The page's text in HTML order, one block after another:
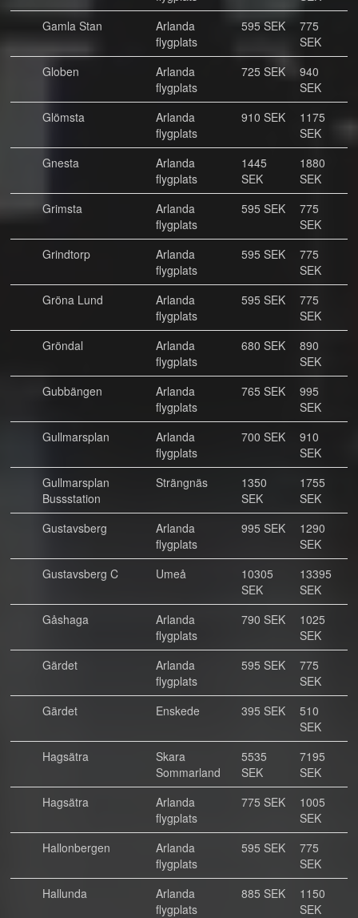
Gamla Stan
Arlanda
flygplats
595 SEK
775
SEK
Globen
Arlanda
flygplats
725 SEK
940
SEK
Glömsta
Arlanda
flygplats
910 SEK
1175
SEK
Gnesta
Arlanda
flygplats
1445
SEK
1880
SEK
Grimsta
Arlanda
flygplats
595 SEK
775
SEK
Grindtorp
Arlanda
flygplats
595 SEK
775
SEK
Gröna Lund
Arlanda
flygplats
595 SEK
775
SEK
Gröndal
Arlanda
flygplats
680 SEK
890
SEK
Gubbängen
Arlanda
flygplats
765 SEK
995
SEK
Gullmarsplan
Arlanda
flygplats
700 SEK
910
SEK
Gullmarsplan
Bussstation
Strängnäs
1350
SEK
1755
SEK
Gustavsberg
Arlanda
flygplats
995 SEK
1290
SEK
Gustavsberg C
Umeå
10305
SEK
13395
SEK
Gåshaga
Arlanda
flygplats
790 SEK
1025
SEK
Gärdet
Arlanda
flygplats
595 SEK
775
SEK
Gärdet
Enskede 395 SEK
510
SEK
Hagsätra
Skara
Sommarland
5535
SEK
7195
SEK
Hagsätra
Arlanda
flygplats
775 SEK
1005
SEK
Hallonbergen
Arlanda
flygplats
595 SEK
775
SEK
Hallunda
Arlanda
flygplats
885 SEK
1150
SEK